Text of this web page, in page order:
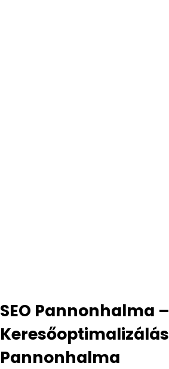
SEO Pannonhalma –
Keresőoptimalizálás
Pannonhalma